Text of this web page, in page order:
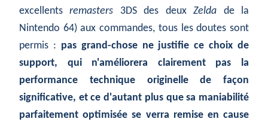
excellentsremasters 3DS des deuxZelda de la
Nintendo 64) aux commandes, tous les doutes sont
permis : pas grand-chose ne justifie ce choix de
support, qui n'améliorera clairement pas la
performance technique originelle de façon
significative, et ce d'autant plus que sa maniabilité
parfaitement optimisée se verra remise en cause